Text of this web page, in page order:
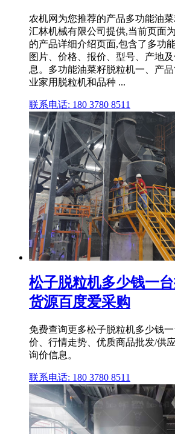
农机网为您推荐的产品多功能油
汇林机械有限公司提供,当前页面
的产品详细介绍页面,包含了多功
图片、价格、报价、型号、产地
息。多功能油菜籽脱粒机一、产
业家用脱粒机和品种 ...
联系电话: 180 3780 8511
松子脱粒机多少钱一
货源百度爱采购
免费查询更多松子脱粒机多少钱
价、行情走势、优质商品批发/供
询价信息。
联系电话: 180 3780 8511